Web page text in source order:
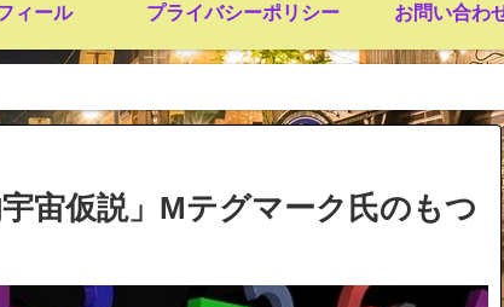
ィール プライバシーポリシー お問い合わ
宙仮説」Mテグマーク氏のもつ